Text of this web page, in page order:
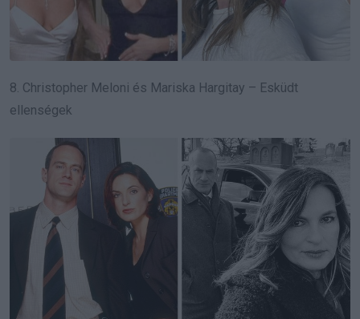
8. Christopher Meloni és Mariska Hargitay – Esküdt
ellenségek